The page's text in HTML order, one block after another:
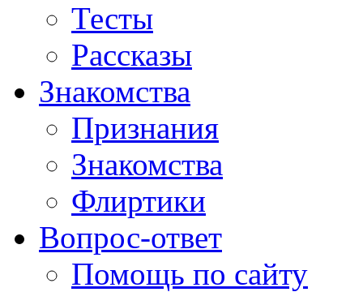
Тесты
Рассказы
Знакомства
Признания
Знакомства
Флиртики
Вопрос-ответ
Помощь по сайту